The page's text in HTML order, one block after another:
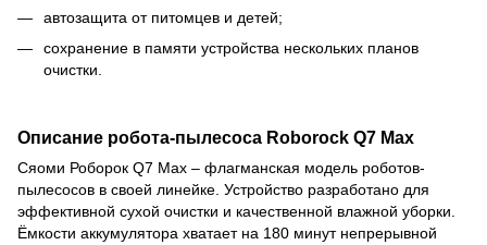
автозащита от питомцев и детей;
сохранение в памяти устройства нескольких планов
очистки.
Описание робота-пылесоса Roborock Q7 Max
Сяоми Роборок Q7 Max – флагманская модель роботов-
пылесосов в своей линейке. Устройство разработано для
эффективной сухой очистки и качественной влажной уборки.
Ёмкости аккумулятора хватает на 180 минут непрерывной